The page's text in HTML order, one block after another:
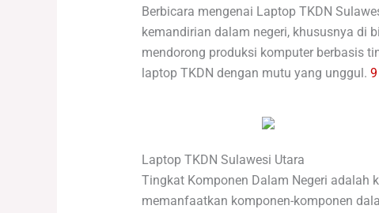
Berbicara mengenai Laptop TKDN
kemandirian dalam negeri, khususnya di
mendorong produksi komputer berbasis
laptop TKDN dengan mutu yang unggul.
Laptop TKDN Sulawesi Utara
Tingkat Komponen Dalam Negeri adalah
memanfaatkan komponen-komponen